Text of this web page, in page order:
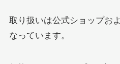
取り扱いは公式ショップお
なっています。